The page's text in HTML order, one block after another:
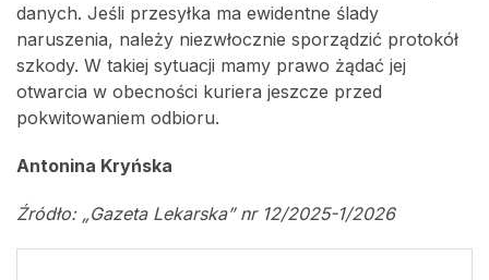
danych. Jeśli przesyłka ma ewidentne ślady
naruszenia, należy niezwłocznie sporządzić protokół
szkody. W takiej sytuacji mamy prawo żądać jej
otwarcia w obecności kuriera jeszcze przed
pokwitowaniem odbioru.
Antonina Kryńska
Źródło: „Gazeta Lekarska” nr 12/2025-1/2026